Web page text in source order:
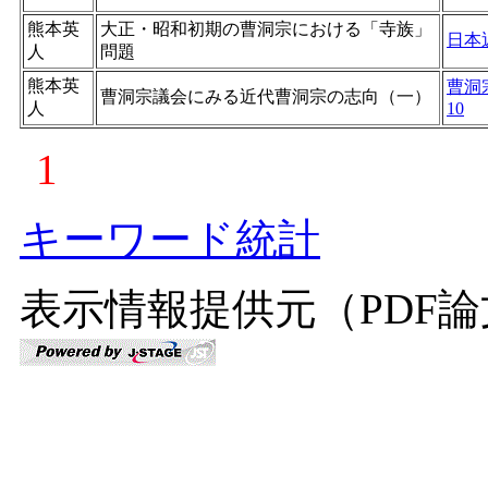
熊本英
人
大正・昭和初期の曹洞宗における「寺族」
問題
日本
熊本英
人
曹洞宗議会にみる近代曹洞宗の志向（一）
曹洞
10
1
キーワード統計
表示情報提供元（PDF